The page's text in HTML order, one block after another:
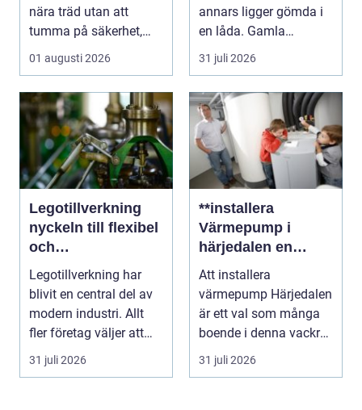
nära träd utan att
tumma på säkerhet,
trivsel eller hållbarhe...
01 augusti 2026
annars ligger gömda i
en låda. Gamla
smycken, ärvda
31 juli 2026
Legotillverkning
nyckeln till flexibel
och
kostnadseffektiv
produktion
Legotillverkning har
blivit en central del av
modern industri. Allt
fler företag väljer att
lägga ut...
31 juli 2026
**installera
Värmepump i
härjedalen en
hållbar
framtidslösning**
Att installera
värmepump Härjedalen
är ett val som många
boende i denna vackra
del av Sverige gör fö...
31 juli 2026